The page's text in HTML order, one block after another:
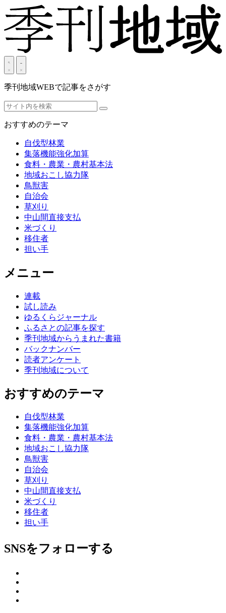
季刊地域WEBで記事をさがす
おすすめのテーマ
自伐型林業
集落機能強化加算
食料・農業・農村基本法
地域おこし協力隊
鳥獣害
自治会
草刈り
中山間直接支払
米づくり
移住者
担い手
メニュー
連載
試し読み
ゆるくらジャーナル
ふるさとの記事を探す
季刊地域からうまれた書籍
バックナンバー
読者アンケート
季刊地域について
おすすめのテーマ
自伐型林業
集落機能強化加算
食料・農業・農村基本法
地域おこし協力隊
鳥獣害
自治会
草刈り
中山間直接支払
米づくり
移住者
担い手
SNSをフォローする